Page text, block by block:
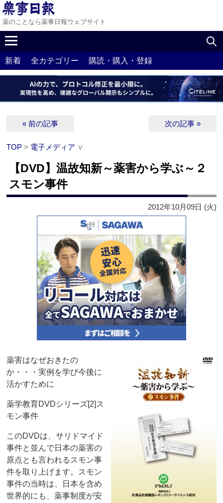
薬のことなら薬事日報ウェブサイト
新着 全カテゴリー 購読・購入・登録
« 前の記事 次の記事 »
TOP > 電子メディア ∨
【DVD】温故知新～薬害から学ぶ～２
スモン事件
2012年10月09日 (火)
薬害はなぜおきたの
か・・・実例を学び今後に
活かすために
薬学教育DVDシリーズ[2]ス
モン事件
このDVDは、サリドマイド
事件と並んで日本の薬害の
原点とも言われるスモン事
件を取り上げます。スモン
事件の当時は、日本を含め
世界的にも、薬事制度が安